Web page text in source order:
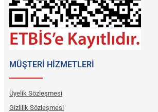
MÜŞTERİ HİZMETLERİ
Üyelik Sözleşmesi
Gizlilik Sözleşmesi